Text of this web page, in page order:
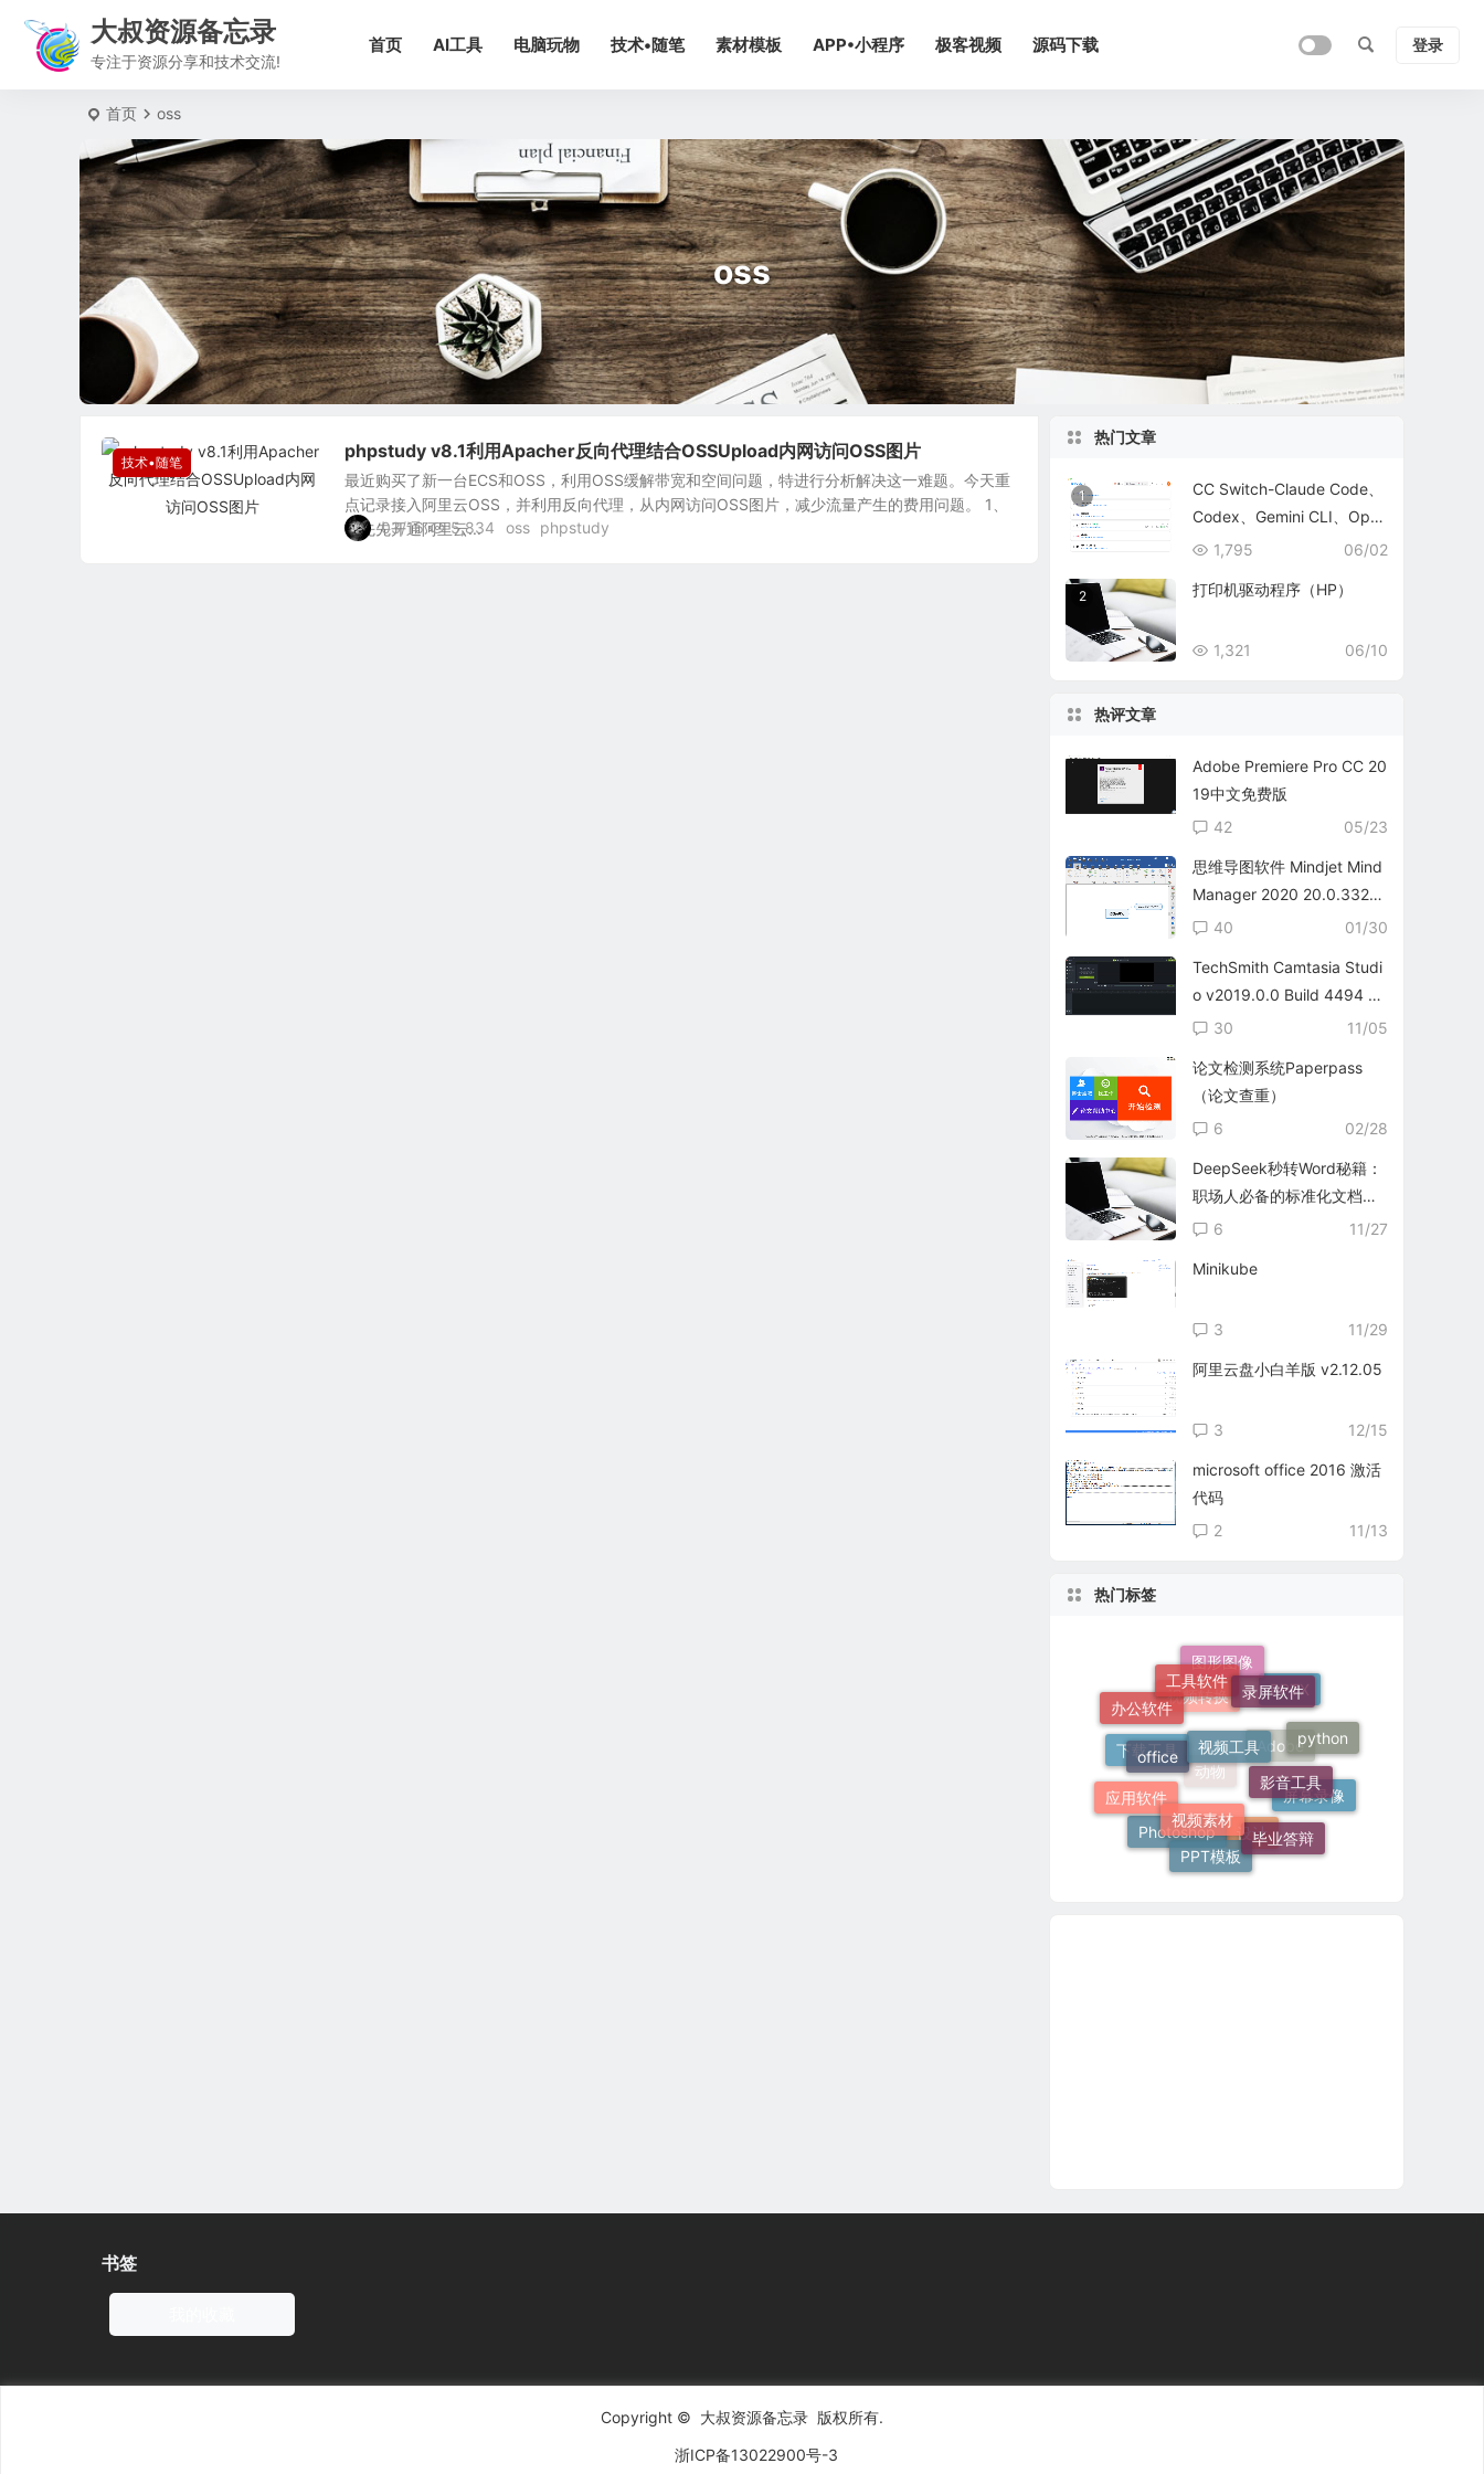
大叔资源备忘录
专注于资源分享和技术交流!
首页 AI工具 电脑玩物 技术•随笔 素材模板 APP•小程序 极客视频 源码下载 登录
首页 oss
oss
技术•随笔
phpstudy v8.1利用Apacher反向代理结合OSSUpload内网访问OSS图片
最近购买了新一台ECS和OSS，利用OSS缓解带宽和空间问题，特进行分析解决这一难题。今天重
点记录接入阿里云OSS，并利用反向代理，从内网访问OSS图片，减少流量产生的费用问题。 1、
首先先开通阿里云...
03/16 5,834 oss phpstudy
热门文章
1
CC Switch-Claude Code、
Codex、Gemini CLI、Ope
nCode、OpenClaw 和 Her
具
06/02
1,795
2 打印机驱动程序（HP）
06/10
1,321
热评文章
Adobe Premiere Pro CC 20
19中文免费版
05/23
42
思维导图软件 Mindjet Mind
Manager 2020 20.0.332
中文免费版
01/30
40
TechSmith Camtasia Studi
o v2019.0.0 Build 4494 英
文免费版
11/05
30
论文检测系统Paperpass
（论文查重）
02/28
6
DeepSeek秒转Word秘籍：
职场人必备的标准化文档生
成指南
11/27
6
Minikube
11/29
3
阿里云盘小白羊版 v2.12.05
12/15
3
microsoft office 2016 激活
代码
11/13
2
热门标签
视频转换
图形图像
PPTX
Adobe
动物
下载工具
办公软件
工具软件 录屏软件
python
屏幕录像
设计
Photoshop
应用软件
office
视频工具
影音工具
毕业答辩
PPT模板
视频素材
书签
Copyright © 大叔资源备忘录 版权所有.
浙ICP备13022900号-3